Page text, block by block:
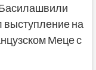
Басилашвили
выступление на
Меце с